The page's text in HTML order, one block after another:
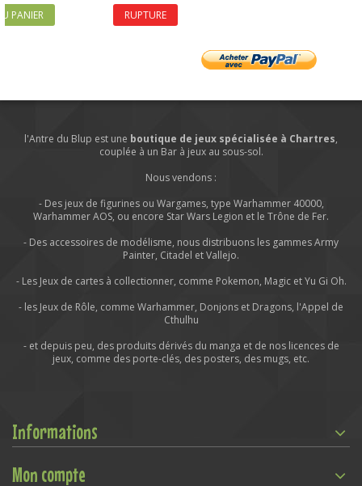
l'Antre du Blup est une boutique de jeux spécialisée à Chartres,
couplée à un Bar à jeux au sous-sol.
Nous vendons :
- Des jeux de figurines ou Wargames, type Warhammer 40000,
Warhammer AOS, ou encore Star Wars Legion et le Trône de Fer.
- Des accessoires de modélisme, nous distribuons les gammes Army
Painter, Citadel et Vallejo.
- Les Jeux de cartes à collectionner, comme Pokemon, Magic et Yu Gi Oh.
- les Jeux de Rôle, comme Warhammer, Donjons et Dragons, l'Appel de
Cthulhu
- et depuis peu, des produits dérivés du manga et de nos licences de
jeux, comme des porte-clés, des posters, des mugs, etc.
Informations
Mon compte